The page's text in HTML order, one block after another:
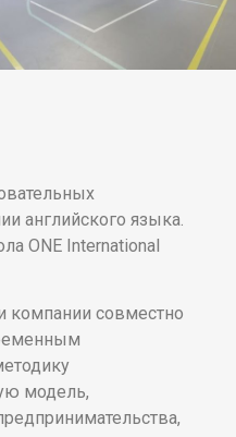
английского языка.
ONE International
компании совместно
модель,